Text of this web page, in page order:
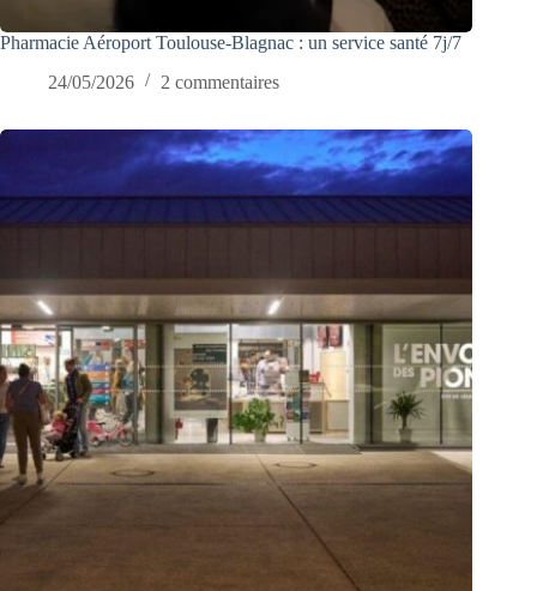
Pharmacie Aéroport Toulouse-Blagnac : un service santé 7j/7
24/05/2026
2 commentaires